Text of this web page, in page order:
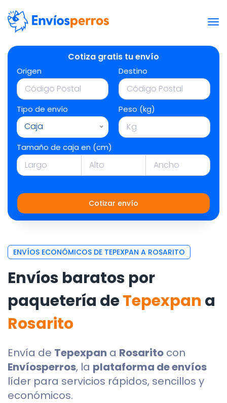
Cotiza gratis tu envío
Origen Destino
Tipo de envío
Caja
Peso (kg)
Tamaño de caja en (cm)
Cotizar envío
ENVÍOS ECONÓMICOS DE TEPEXPAN A ROSARITO
Envíos baratos por
paquetería deTepexpan a
Rosarito
Envía de Tepexpan a Rosarito con
Envíosperros, la plataforma de envíos
líder para servicios rápidos, sencillos y
económicos.